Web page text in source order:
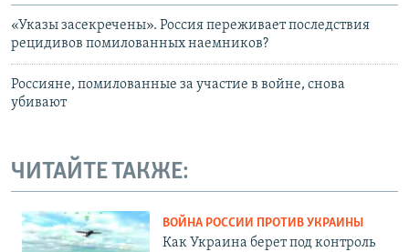
«Указы засекречены». Россия переживает последствия
рецидивов помилованных наемников?
Россияне, помилованные за участие в войне, снова
убивают
ЧИТАЙТЕ ТАКЖЕ:
ВОЙНА РОССИИ ПРОТИВ УКРАИНЫ
Как Украина берет под контроль